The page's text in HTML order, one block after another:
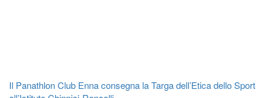
Il Panathlon Club Enna consegna la Targa dell’Etica dello Sport